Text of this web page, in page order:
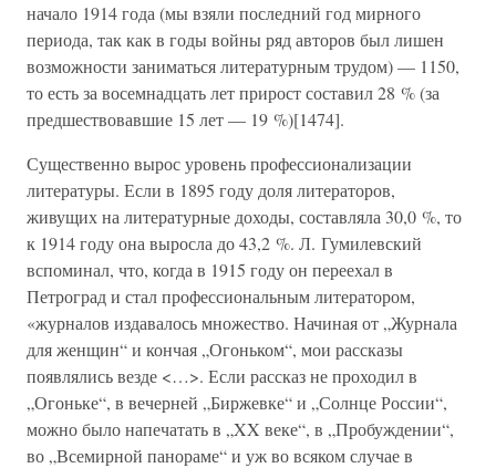
начало 1914 года (мы взяли последний год мирного
периода, так как в годы войны ряд авторов был лишен
возможности заниматься литературным трудом) — 1150,
то есть за восемнадцать лет прирост составил 28 % (за
предшествовавшие 15 лет — 19 %)[1474].
Существенно вырос уровень профессионализации
литературы. Если в 1895 году доля литераторов,
живущих на литературные доходы, составляла 30,0 %, то
к 1914 году она выросла до 43,2 %. Л. Гумилевский
вспоминал, что, когда в 1915 году он переехал в
Петроград и стал профессиональным литератором,
«журналов издавалось множество. Начиная от „Журнала
для женщин“ и кончая „Огоньком“, мои рассказы
появлялись везде <…>. Если рассказ не проходил в
„Огоньке“, в вечерней „Биржевке“ и „Солнце России“,
можно было напечатать в „XX веке“, в „Пробуждении“,
во „Всемирной панораме“ и уж во всяком случае в